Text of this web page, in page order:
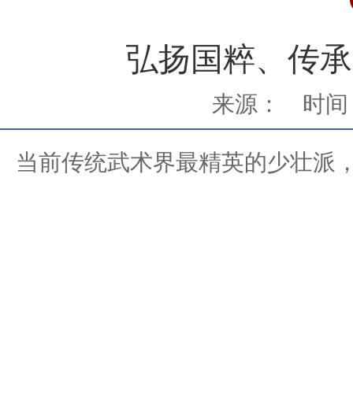
弘扬国粹、传
来源： 时
当前传统武术界最精英的少壮派